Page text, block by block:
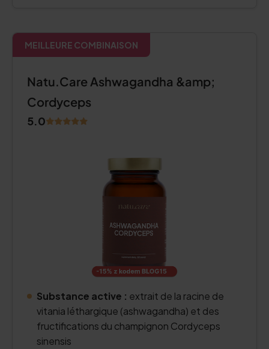
MEILLEURE COMBINAISON
Natu.Care Ashwagandha &amp;
Cordyceps
5.0
Substance active : extrait de la racine de
vitania léthargique (ashwagandha) et des
fructifications du champignon Cordyceps
sinensis